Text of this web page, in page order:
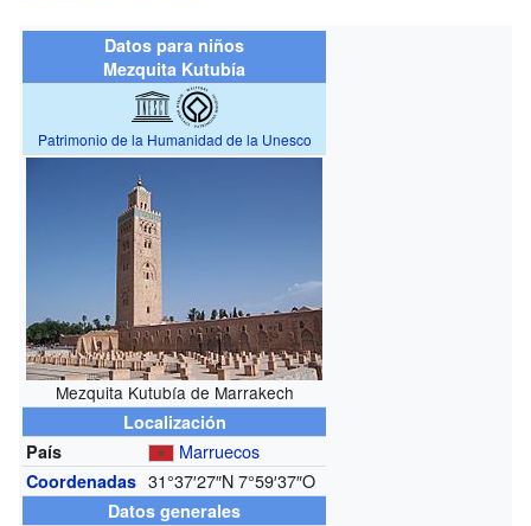
Datos para niños
Mezquita Kutubía
Patrimonio de la Humanidad de la Unesco
Mezquita Kutubía de Marrakech
Localización
País
Marruecos
Coordenadas 31°37′27″N7°59′37″O
Datos generales